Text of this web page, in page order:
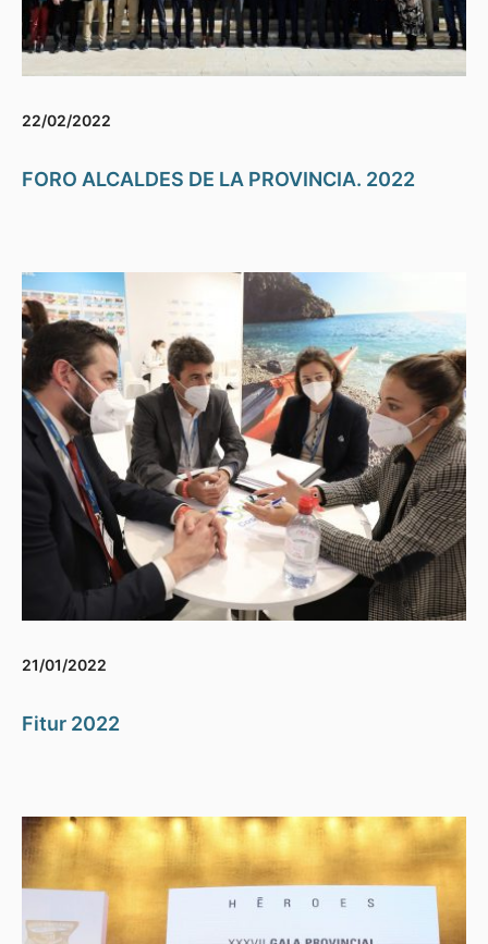
22/02/2022
FORO ALCALDES DE LA PROVINCIA. 2022
21/01/2022
Fitur 2022